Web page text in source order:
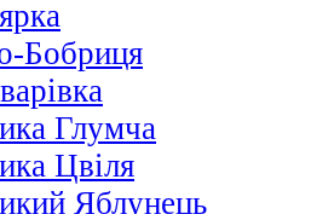
Бобриця
Глумча
Цвіля
Яблунець